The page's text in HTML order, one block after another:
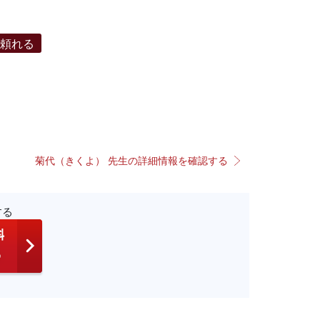
れる
菊代（きくよ） 先生の詳細情報を確認する